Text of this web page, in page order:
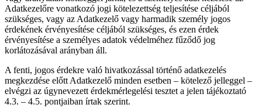
Adatkezelőre vonatkozó jogi kötelezettség teljesítése céljából
szükséges, vagy az Adatkezelő vagy harmadik személy jogos
érdekének érvényesítése céljából szükséges, és ezen érdek
érvényesítése a személyes adatok védelméhez fűződő jog
korlátozásával arányban áll.
A fenti, jogos érdekre való hivatkozással történő adatkezelés
megkezdése előtt Adatkezelő minden esetben – kötelező jelleggel –
elvégzi az úgynevezett érdekmérlegelési tesztet a jelen tájékoztató
4.3. – 4.5. pontjaiban írtak szerint.